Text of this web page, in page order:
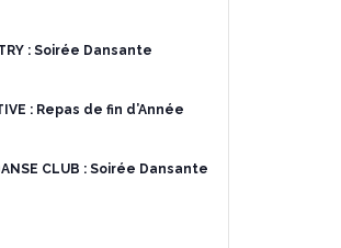
: Soirée Dansante
: Repas de fin d’Année
CLUB : Soirée Dansante